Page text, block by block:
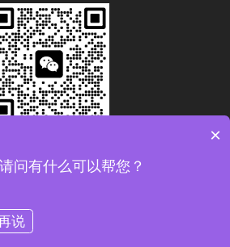
ICP备2024093783号-1
器网
×
问有什么可以帮您？
说